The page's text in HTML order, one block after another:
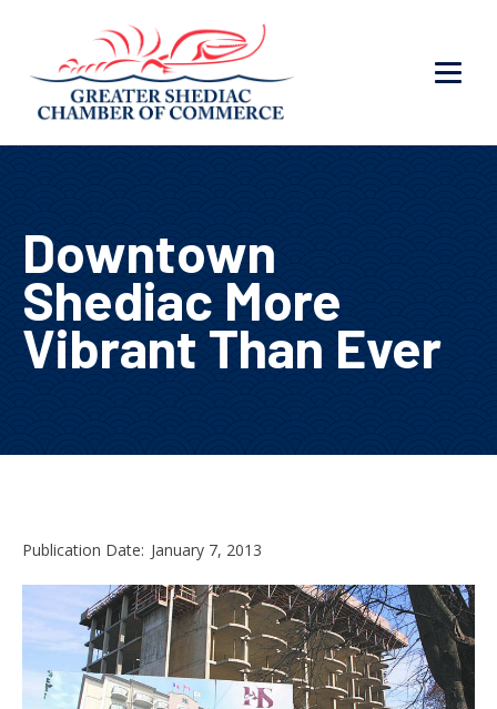
Downtown
Shediac More
Vibrant Than Ever
Publication Date: January 7, 2013